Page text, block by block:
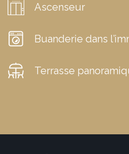
Ascenseur
Buanderie dans
Terrasse